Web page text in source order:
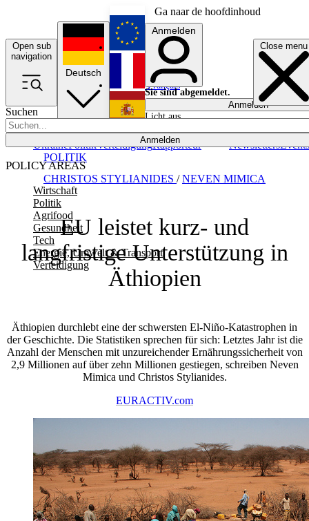
Ga naar de hoofdinhoud
Open sub
navigation
Close menu
Suchen
Anmelden
POLICY AREAS
Wirtschaft
Politik
Agrifood
Gesundheit
Tech
Energie, Umwelt & Transport
Verteidigung
UkrainePolitikVerteidigungRapporteur NewslettersEvents
Deutsch
English
Français
Anmelden
Sie sind abgemeldet.
Anmelden
Licht aus
EU leistet kurz- und
langfristige Unterstützung in
Äthiopien
Äthiopien durchlebt eine der schwersten El-Niño-Katastrophen in
der Geschichte. Die Statistiken sprechen für sich: Letztes Jahr ist die
Anzahl der Menschen mit unzureichender Ernährungssicherheit von
2,9 Millionen auf über zehn Millionen gestiegen, schreiben Neven
Mimica und Christos Stylianides.
CHRISTOS STYLIANIDES /NEVEN MIMICA
POLITIK
EURACTIV.com